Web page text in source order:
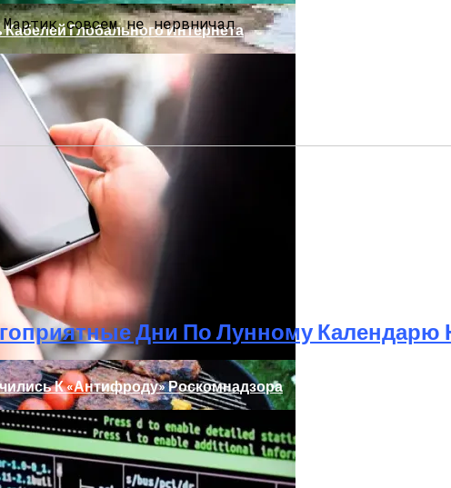
Дом
Глобального Интернета
К «Антифроду» Роскомнадзора
Дни По Лунному Календарю